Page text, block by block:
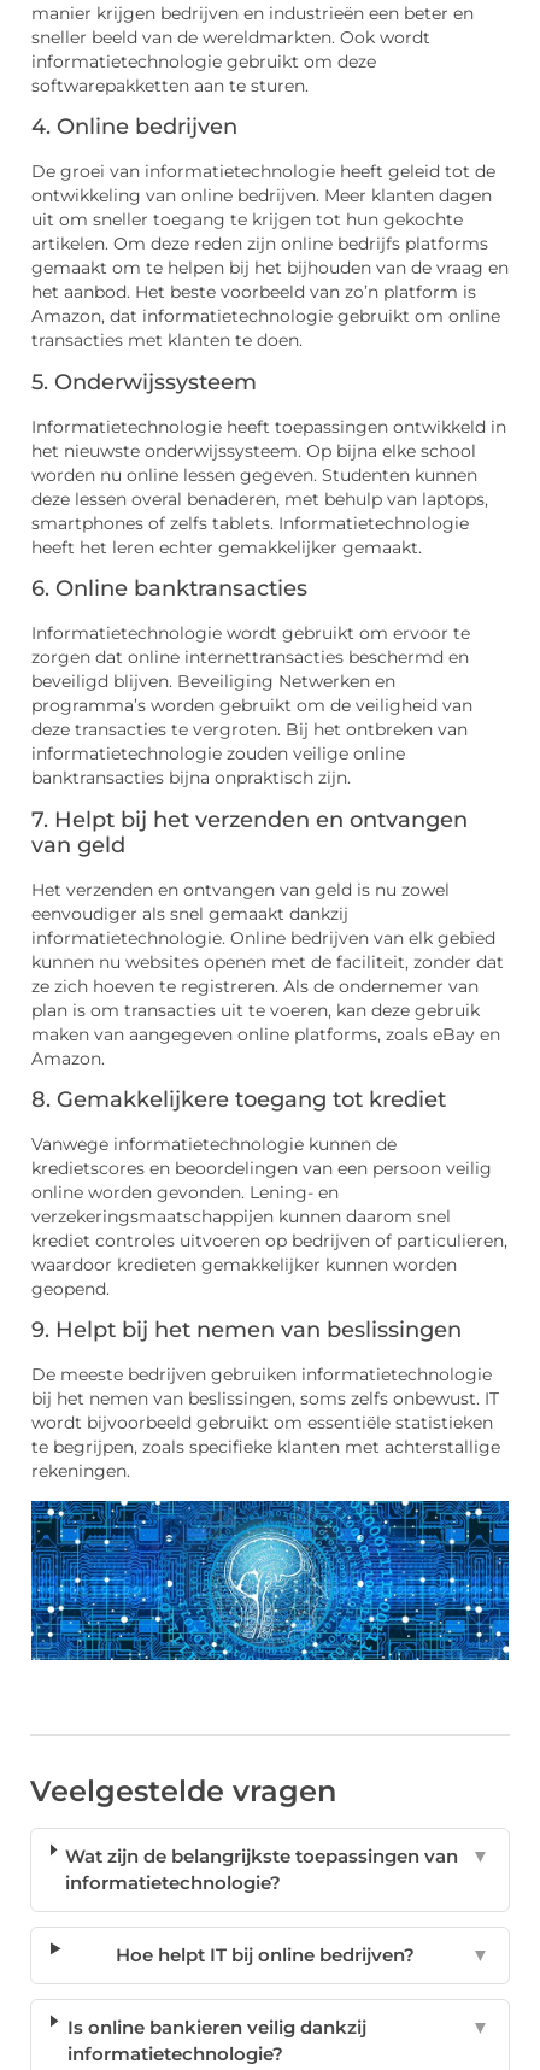
manier krijgen bedrijven en industrieën een beter en
sneller beeld van de wereldmarkten. Ook wordt
informatietechnologie gebruikt om deze
softwarepakketten aan te sturen.
4. Online bedrijven
De groei van informatietechnologie heeft geleid tot de
ontwikkeling van online bedrijven. Meer klanten dagen
uit om sneller toegang te krijgen tot hun gekochte
artikelen. Om deze reden zijn online bedrijfs platforms
gemaakt om te helpen bij het bijhouden van de vraag en
het aanbod. Het beste voorbeeld van zo’n platform is
Amazon, dat informatietechnologie gebruikt om online
transacties met klanten te doen.
5. Onderwijssysteem
Informatietechnologie heeft toepassingen ontwikkeld in
het nieuwste onderwijssysteem. Op bijna elke school
worden nu online lessen gegeven. Studenten kunnen
deze lessen overal benaderen, met behulp van laptops,
smartphones of zelfs tablets. Informatietechnologie
heeft het leren echter gemakkelijker gemaakt.
6. Online banktransacties
Informatietechnologie wordt gebruikt om ervoor te
zorgen dat online internettransacties beschermd en
beveiligd blijven. Beveiliging Netwerken en
programma’s worden gebruikt om de veiligheid van
deze transacties te vergroten. Bij het ontbreken van
informatietechnologie zouden veilige online
banktransacties bijna onpraktisch zijn.
7. Helpt bij het verzenden en ontvangen
van geld
Het verzenden en ontvangen van geld is nu zowel
eenvoudiger als snel gemaakt dankzij
informatietechnologie. Online bedrijven van elk gebied
kunnen nu websites openen met de faciliteit, zonder dat
ze zich hoeven te registreren. Als de ondernemer van
plan is om transacties uit te voeren, kan deze gebruik
maken van aangegeven online platforms, zoals eBay en
Amazon.
8. Gemakkelijkere toegang tot krediet
Vanwege informatietechnologie kunnen de
kredietscores en beoordelingen van een persoon veilig
online worden gevonden. Lening- en
verzekeringsmaatschappijen kunnen daarom snel
krediet controles uitvoeren op bedrijven of particulieren,
waardoor kredieten gemakkelijker kunnen worden
geopend.
9. Helpt bij het nemen van beslissingen
De meeste bedrijven gebruiken informatietechnologie
bij het nemen van beslissingen, soms zelfs onbewust. IT
wordt bijvoorbeeld gebruikt om essentiële statistieken
te begrijpen, zoals specifieke klanten met achterstallige
rekeningen.
Veelgestelde vragen
Wat zijn de belangrijkste toepassingen van
informatietechnologie?
▼
Hoe helpt IT bij online bedrijven? ▼
Is online bankieren veilig dankzij
informatietechnologie?
▼